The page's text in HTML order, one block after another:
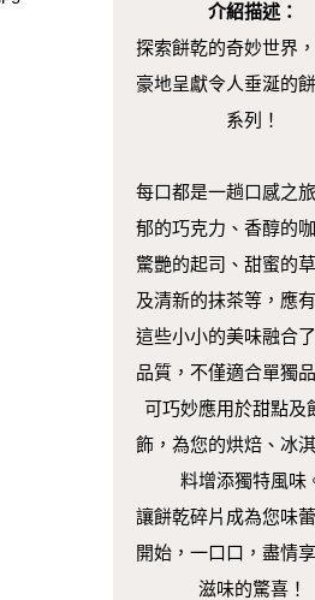
介紹描述：
探索餅乾的奇妙世界
豪地呈獻令人垂涎的
系列！
每口都是一趟口感之
郁的巧克力、香醇的
驚艷的起司、甜蜜的
及清新的抹茶等，應
這些小小的美味融合
品質，不僅適合單獨
可巧妙應用於甜點及
飾，為您的烘焙、冰
料增添獨特風味
讓餅乾碎片成為您味
開始，一口口，盡情
滋味的驚喜！